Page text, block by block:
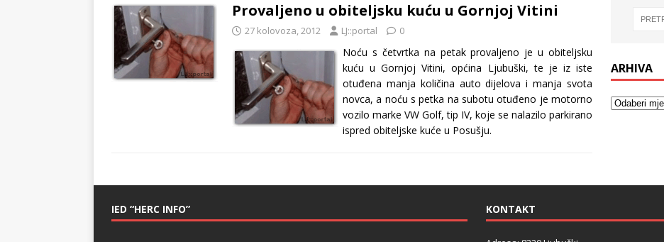
Provaljeno u obiteljsku kuću u Gornjoj Vitini
27 kolovoza, 2012 LJ::portal 0
Noću s četvrtka na petak provaljeno je u obiteljsku
kuću u Gornjoj Vitini, općina Ljubuški, te je iz iste
otuđena manja količina auto dijelova i manja svota
novca, a noću s petka na subotu otuđeno je motorno
vozilo marke VW Golf, tip IV, koje se nalazilo parkirano
ispred obiteljske kuće u Posušju.
ARHIVA
IED “HERC INFO” KONTAKT